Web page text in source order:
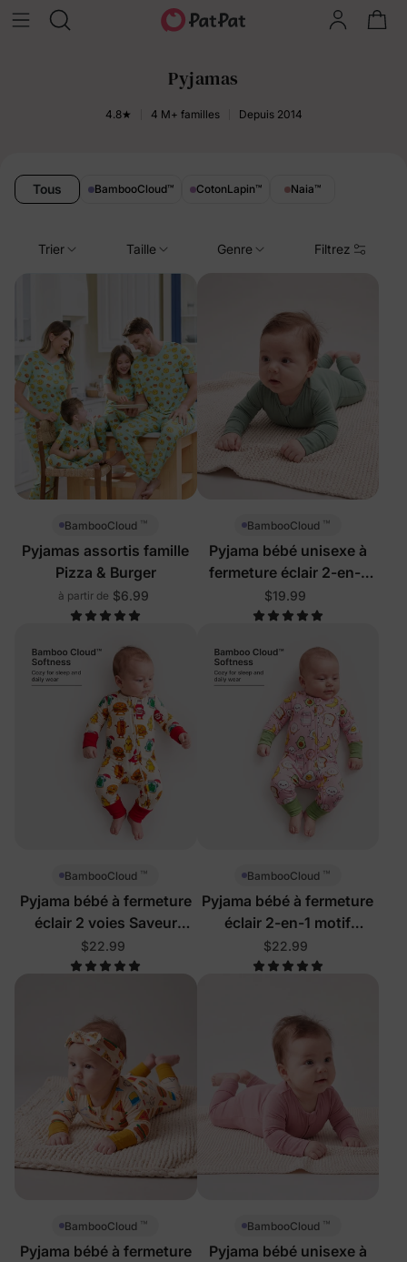
Pyjamas
4.8★ 4 M+ familles Depuis 2014
Tous BambooCloud™ CotonLapin™ Naia™
Trier Taille Genre Filtrez
BambooCloud ™
Pyjamas assortis famille
Pizza & Burger
à partir de $6.99
BambooCloud ™
Pyjama bébé unisexe à
fermeture éclair 2-en-1
avec pieds
$19.99
BambooCloud ™
Pyjama bébé à fermeture
éclair 2 voies Saveur
délicieuse
$22.99
BambooCloud ™
Pyjama bébé à fermeture
éclair 2-en-1 motif
aliments mignons
$22.99
BambooCloud ™
Pyjama bébé à fermeture
BambooCloud ™
Pyjama bébé unisexe à